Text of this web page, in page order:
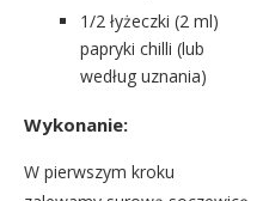
1/2 łyżeczki (2 ml)
papryki chilli (lub
według uznania)
Wykonanie:
W pierwszym kroku